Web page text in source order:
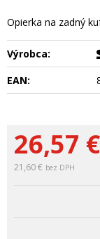
26,57 €
21,60 € bez DPH
Opierka na zadný
Výrobca:
EAN: